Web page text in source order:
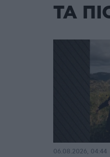
ΤΑ
06.08.2026, 04:44